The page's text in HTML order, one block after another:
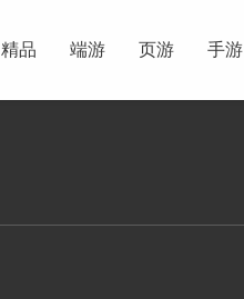
精品 端游 页游 手游